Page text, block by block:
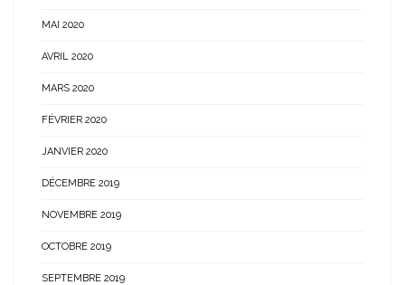
MAI 2020
AVRIL 2020
MARS 2020
FÉVRIER 2020
JANVIER 2020
DÉCEMBRE 2019
NOVEMBRE 2019
OCTOBRE 2019
SEPTEMBRE 2019